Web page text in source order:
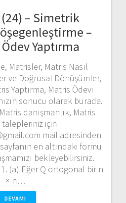
– Simetrik
–
Yaptırma
Matrisler, Matris Nasıl
ve Doğrusal Dönüşümler,
Yaptırma, Matris Ödevi
sonucu olarak burada.
danışmanlık, Matris
talepleriniz için
mail adresinden
en altındaki formu
bekleyebilirsiniz.
(a) Eğer Q ortogonal bir n
× n…
DEVAMI